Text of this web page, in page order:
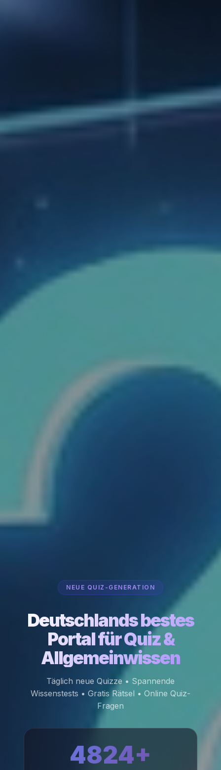
NEUE QUIZ-GENERATION
Deutschlands bestes
Portal für Quiz &
Allgemeinwissen
Täglich neue Quizze • Spannende
Wissenstests • Gratis Rätsel • Online Quiz-
Fragen
4824+